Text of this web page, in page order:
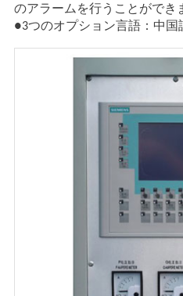
のアラームを行うことができ
●3つのオプション言語：中国